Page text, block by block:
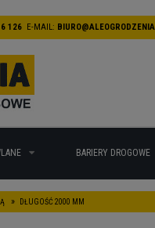
126 E-MAIL:
BARIERY DROGOWE
» DŁUGOŚĆ 2000 MM